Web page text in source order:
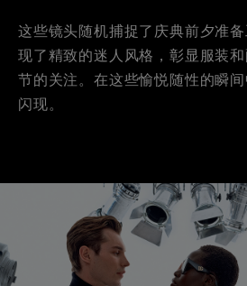
这些镜头随机捕捉了庆典前夕准
现了精致的迷人风格，彰显服装
节的关注。在这些愉悦随性的瞬
闪现。